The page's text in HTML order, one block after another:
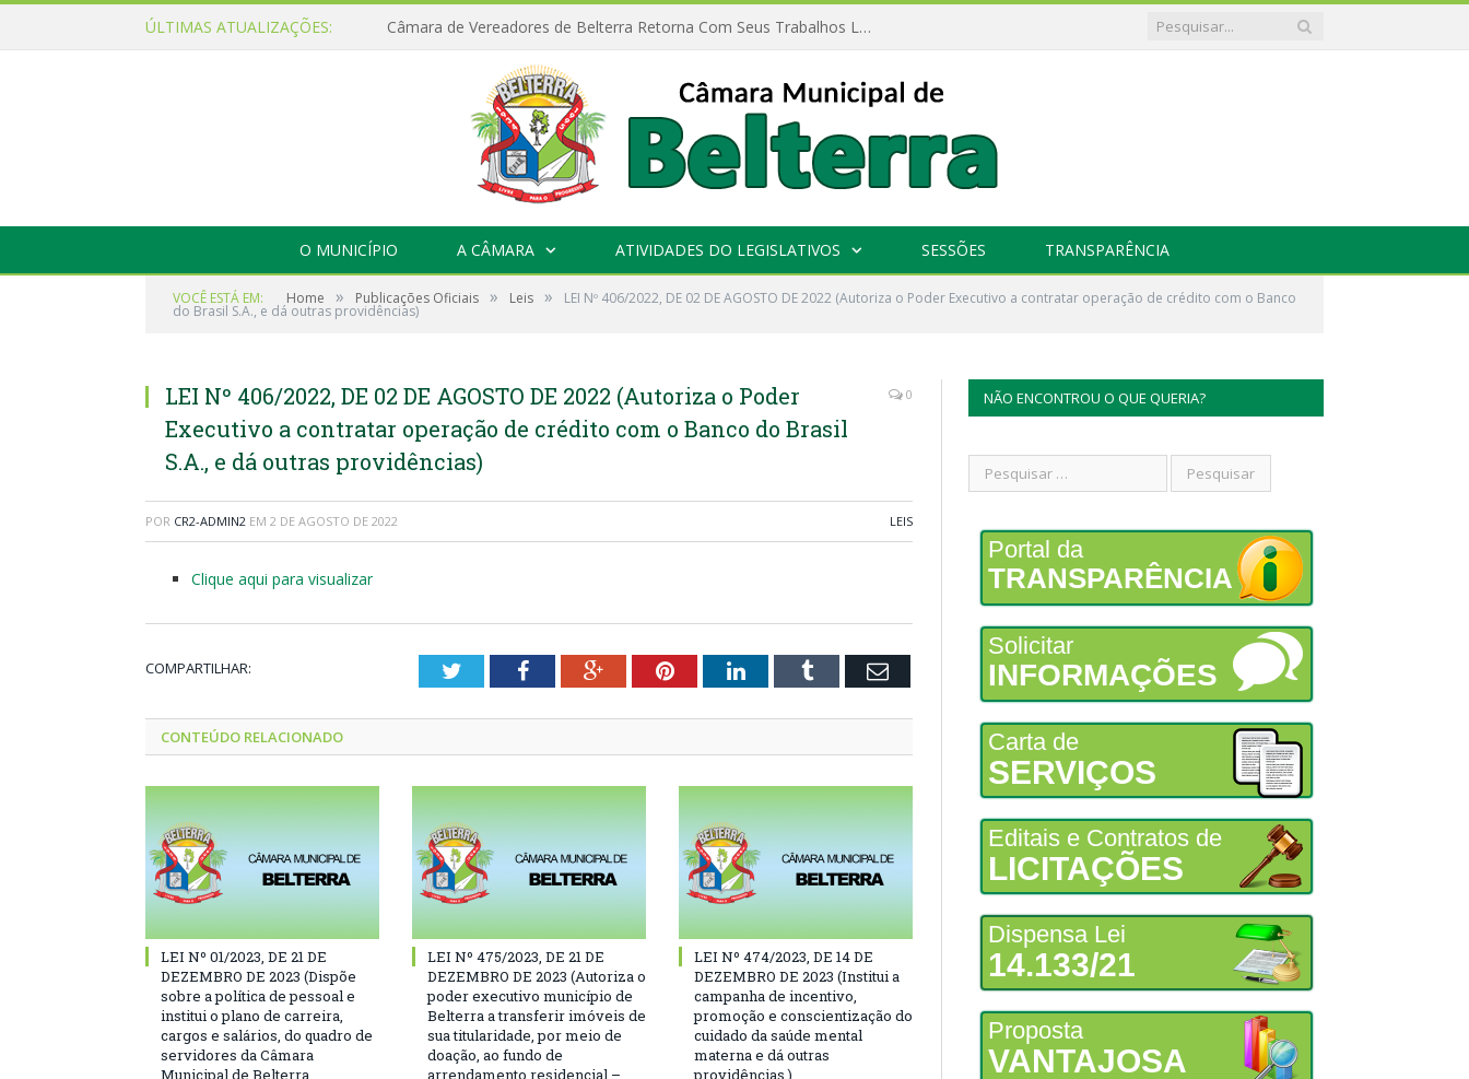
ÚLTIMAS ATUALIZAÇÕES: Câmara de Vereadores de Belterra Retorna Com Seus Trabalhos Legislativos
O MUNICÍPIO A CÂMARA ATIVIDADES DO LEGISLATIVOS SESSÕES TRANSPARÊNCIA
VOCÊ ESTÁ EM: Home » Publicações Oficiais » Leis » LEI Nº 406/2022, DE 02 DE AGOSTO DE 2022 (Autoriza o Poder Executivo a contratar operação de crédito com o Banco
do Brasil S.A., e dá outras providências)
LEI Nº 406/2022, DE 02 DE AGOSTO DE 2022 (Autoriza o Poder
Executivo a contratar operação de crédito com o Banco do Brasil
S.A., e dá outras providências)
0
POR CR2-ADMIN2 EM 2 DE AGOSTO DE 2022 LEIS
Clique aqui para visualizar
COMPARTILHAR: TwitterFacebookGoogle+PinterestLinkedInTumblr Email
CONTEÚDO RELACIONADO
LEI Nº 01/2023, DE 21 DE
DEZEMBRO DE 2023 (Dispõe
sobre a política de pessoal e
institui o plano de carreira,
cargos e salários, do quadro de
servidores da Câmara
Municipal de Belterra,
LEI Nº 475/2023, DE 21 DE
DEZEMBRO DE 2023 (Autoriza o
poder executivo município de
Belterra a transferir imóveis de
sua titularidade, por meio de
doação, ao fundo de
arrendamento residencial –
LEI Nº 474/2023, DE 14 DE
DEZEMBRO DE 2023 (Institui a
campanha de incentivo,
promoção e conscientização do
cuidado da saúde mental
materna e dá outras
providências.)
NÃO ENCONTROU O QUE QUERIA?
Portal da
TRANSPARÊNCIA
Solicitar
INFORMAÇÕES
Carta de
SERVIÇOS
Editais e Contratos de
LICITAÇÕES
Dispensa Lei
14.133/21
Proposta
VANTAJOSA